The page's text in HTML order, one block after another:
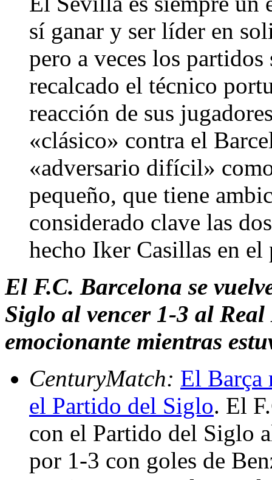
sí ganar y ser líder en
pero a veces los
recalcado el técnico
reacción de sus
«clásico» contra el
«adversario difícil»
pequeño, que tiene
considerado clave las
hecho Iker Casillas en
El F.C. Barcelona se
Siglo al vencer 1-3 al
emocionante mientras
CenturyMatch: El Barça
el Partido del Siglo. El
con el Partido del Siglo
por 1-3 con goles de